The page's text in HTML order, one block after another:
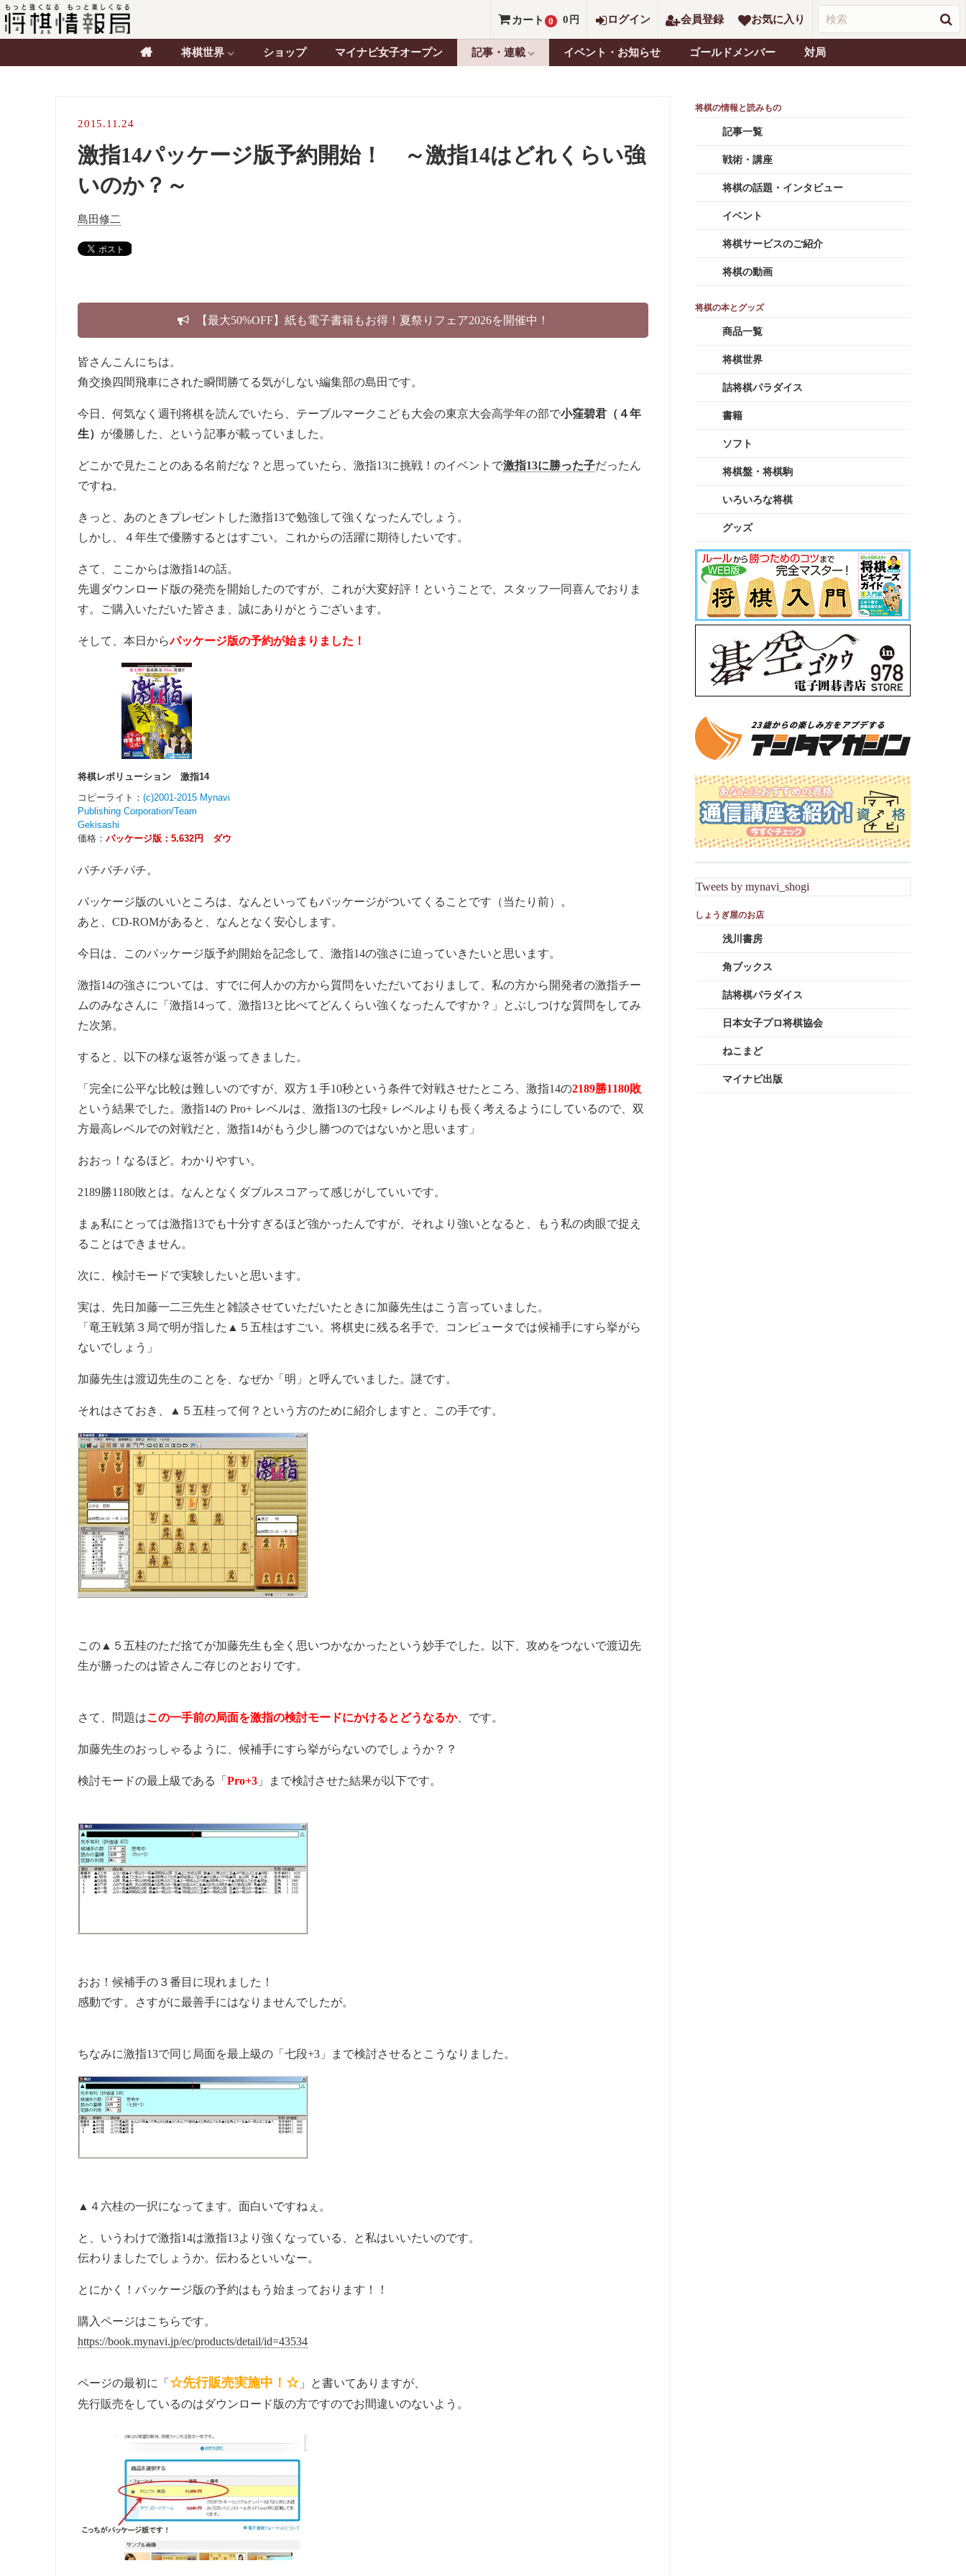
カート 0 0 円 ログイン 会員登録 お気に入り
将棋世界 ショップ マイナビ女子オープン 記事・連載 イベント・お知らせ ゴールドメンバー 対局
2015.11.24
激指14パッケージ版予約開始！ ～激指14はどれくらい強
いのか？～
島田修二
【最大50%OFF】紙も電子書籍もお得！夏祭りフェア2026を開催中！
皆さんこんにちは。
角交換四間飛車にされた瞬間勝てる気がしない編集部の島田です。
今日、何気なく週刊将棋を読んでいたら、テーブルマークこども大会の東京大会高学年の部で小窪碧君（４年
生） が優勝した、という記事が載っていました。
どこかで見たことのある名前だな？と思っていたら、激指13に挑戦！のイベントで激指13に勝った子だったん
ですね。
きっと、あのときプレゼントした激指13で勉強して強くなったんでしょう。
しかし、４年生で優勝するとはすごい。これからの活躍に期待したいです。
さて、ここからは激指14の話。
先週ダウンロード版の発売を開始したのですが、これが大変好評！ということで、スタッフ一同喜んでおりま
す。ご購入いただいた皆さま、誠にありがとうございます。
そして、本日からパッケージ版の予約が始まりました！
パチパチパチ。
パッケージ版のいいところは、なんといってもパッケージがついてくることです（当たり前）。
あと、CD-ROMがあると、なんとなく安心します。
今日は、このパッケージ版予約開始を記念して、激指14の強さに迫っていきたいと思います。
激指14の強さについては、すでに何人かの方から質問をいただいておりまして、私の方から開発者の激指チー
ムのみなさんに「激指14って、激指13と比べてどんくらい強くなったんですか？」とぶしつけな質問をしてみ
た次第。
すると、以下の様な返答が返ってきました。
「完全に公平な比較は難しいのですが、双方１手10秒という条件で対戦させたところ、激指14の2189勝1180敗
という結果でした。激指14の Pro+ レベルは、激指13の七段+ レベルよりも長く考えるようにしているので、双
方最高レベルでの対戦だと、激指14がもう少し勝つのではないかと思います」
おおっ！なるほど。わかりやすい。
2189勝1180敗とは。なんとなくダブルスコアって感じがしていいです。
まぁ私にとっては激指13でも十分すぎるほど強かったんですが、それより強いとなると、もう私の肉眼で捉え
ることはできません。
次に、検討モードで実験したいと思います。
実は、先日加藤一二三先生と雑談させていただいたときに加藤先生はこう言っていました。
「竜王戦第３局で明が指した▲５五桂はすごい。将棋史に残る名手で、コンピュータでは候補手にすら挙がら
ないでしょう」
加藤先生は渡辺先生のことを、なぜか「明」と呼んでいました。謎です。
それはさておき、▲５五桂って何？という方のために紹介しますと、この手です。
この▲５五桂のただ捨てが加藤先生も全く思いつかなかったという妙手でした。以下、攻めをつないで渡辺先
生が勝ったのは皆さんご存じのとおりです。
さて、問題はこの一手前の局面を激指の検討モードにかけるとどうなるか、です。
加藤先生のおっしゃるように、候補手にすら挙がらないのでしょうか？？
検討モードの最上級である「 Pro+3 」まで検討させた結果が以下です。
おお！候補手の３番目に現れました！
感動です。さすがに最善手にはなりませんでしたが。
ちなみに激指13で同じ局面を最上級の「七段+3」まで検討させるとこうなりました。
▲４六桂の一択になってます。面白いですねぇ。
と、いうわけで激指14は激指13より強くなっている、と私はいいたいのです。
伝わりましたでしょうか。伝わるといいなー。
とにかく！パッケージ版の予約はもう始まっております！！
購入ページはこちらです。
https://book.mynavi.jp/ec/products/detail/id=43534
ページの最初に「 ☆先行販売実施中！☆ 」と書いてありますが、
先行販売をしているのはダウンロード版の方ですのでお間違いのないよう。
記事一覧
戦術・講座
将棋の話題・インタビュー
イベント
将棋サービスのご紹介
将棋の動画
商品一覧
将棋世界
詰将棋パラダイス
書籍
ソフト
将棋盤・将棋駒
いろいろな将棋
グッズ
Tweets by mynavi_shogi
浅川書房
角ブックス
詰将棋パラダイス
日本女子プロ将棋協会
ねこまど
マイナビ出版